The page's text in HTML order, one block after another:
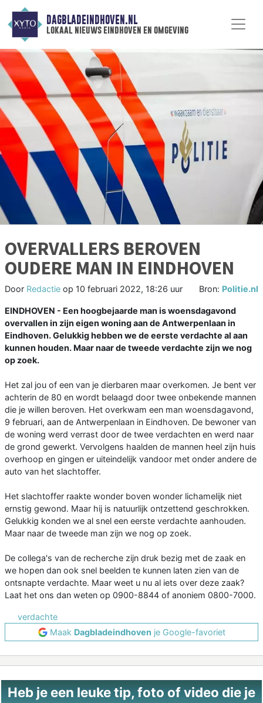
DAGBLADEINDHOVEN.NL
lokaal nieuws eindhoven en omgeving
OVERVALLERS BEROVEN
OUDERE MAN IN EINDHOVEN
Door Redactie op 10 februari 2022, 18:26 uur Bron: Politie.nl
EINDHOVEN - Een hoogbejaarde man is woensdagavond
overvallen in zijn eigen woning aan de Antwerpenlaan in
Eindhoven. Gelukkig hebben we de eerste verdachte al aan
kunnen houden. Maar naar de tweede verdachte zijn we nog
op zoek.
Het zal jou of een van je dierbaren maar overkomen. Je bent ver
achterin de 80 en wordt belaagd door twee onbekende mannen
die je willen beroven. Het overkwam een man woensdagavond,
9 februari, aan de Antwerpenlaan in Eindhoven. De bewoner van
de woning werd verrast door de twee verdachten en werd naar
de grond gewerkt. Vervolgens haalden de mannen heel zijn huis
overhoop en gingen er uiteindelijk vandoor met onder andere de
auto van het slachtoffer.
Het slachtoffer raakte wonder boven wonder lichamelijk niet
ernstig gewond. Maar hij is natuurlijk ontzettend geschrokken.
Gelukkig konden we al snel een eerste verdachte aanhouden.
Maar naar de tweede man zijn we nog op zoek.
De collega's van de recherche zijn druk bezig met de zaak en
we hopen dan ook snel beelden te kunnen laten zien van de
ontsnapte verdachte. Maar weet u nu al iets over deze zaak?
Laat het ons dan weten op 0900-8844 of anoniem 0800-7000.
verdachte
Maak Dagbladeindhoven je Google-favoriet
Heb je een leuke tip, foto of video die je